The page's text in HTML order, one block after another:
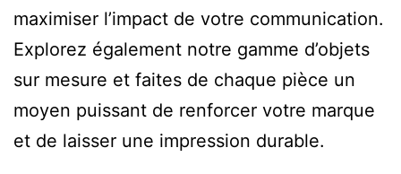
maximiser l’impact de votre communication.
Explorez également notre gamme d’objets
sur mesure et faites de chaque pièce un
moyen puissant de renforcer votre marque
et de laisser une impression durable.